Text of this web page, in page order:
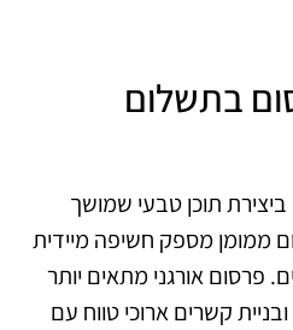
בתשלום
תוכן טבעי שמושך
ממומן מספק חשיפה מיידית
פרסום אורגני מתאים יותר
קשרים ארוכי טווח עם